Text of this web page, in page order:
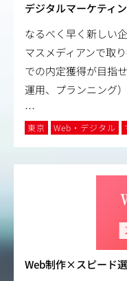
デジタルマーケティ
なるべく早く新しい
マスメディアンで取
での内定獲得が目指
運用、プランニング
…
東京 Web・デジタル
Web制作×スピード